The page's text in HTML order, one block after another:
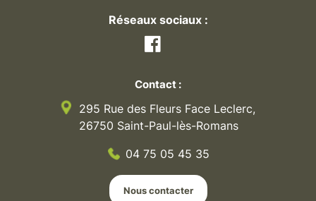
Réseaux sociaux :
Contact :
295 Rue des Fleurs Face Leclerc,
26750 Saint-Paul-lès-Romans
04 75 05 45 35
Nous contacter